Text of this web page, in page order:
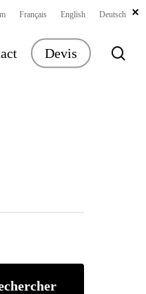
Français English Deutsch
Devis
×
×
×